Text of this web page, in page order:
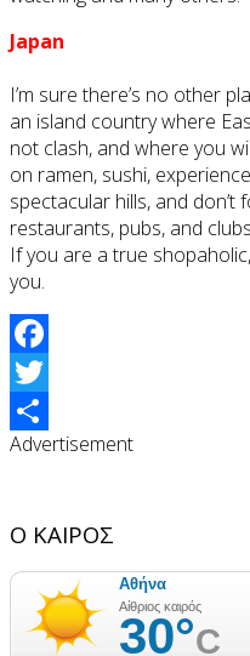
Japan
I’m sure there’s no other
an island country where
not clash, and where you
on ramen, sushi,
spectacular hills, and don’t
restaurants, pubs, and
If you are a true
you.
Facebook
Twitter
Share
Advertisement
Ο ΚΑΙΡΟΣ